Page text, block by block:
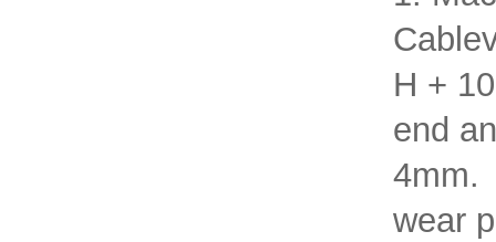
H +
end
4mm.
wear